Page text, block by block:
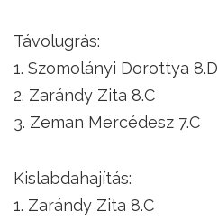
Távolugrás:
1. Szomolányi Dorottya 8.D
2. Zarándy Zita 8.C
3. Zeman Mercédesz 7.C
Kislabdahajítás:
1. Zarándy Zita 8.C